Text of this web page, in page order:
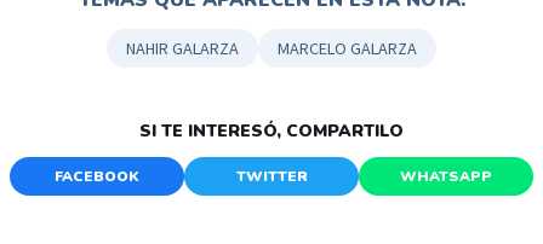
NAHIR GALARZA MARCELO GALARZA
SI TE INTERESÓ, COMPARTILO
FACEBOOK TWITTER WHATSAPP